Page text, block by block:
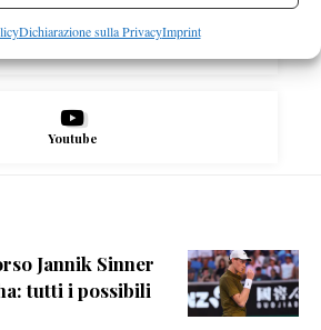
Dichiarazione sulla PrivacyImprint
Youtube
Jannik Sinner
tutti i possibili